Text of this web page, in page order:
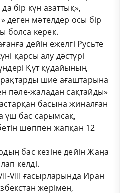
бір күн азаттық»,
деген мәтелдер осы бір
болса керек.
дейін ежелгі Русьте
қарсы алу дәстүрі
Құт құдайының
шие ағаштарына
пәле-жаладан сақтайды»
басына жиналған
үш бас сарымсақ,
шөппен жапқан 12
бас кезіне дейін Жаңа
келді.
VІІІ ғасырларында Иран
жерімен,